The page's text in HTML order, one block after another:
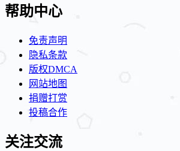
帮助中心
免责声明
隐私条款
版权DMCA
网站地图
捐赠打赏
投稿合作
关注交流